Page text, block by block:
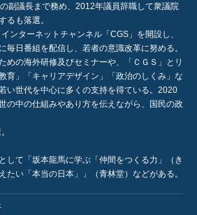
副議長まで務め、2012年議員辞職して衆議院
るも落選。
ンターネットチャンネル「CGS」を開設し、
毎日番組を配信し、若者の意識改革に努める。
めの海外研修及びセミナーや、「ＣＧＳ」とリ
育」「キャリアデザイン」「政治のしくみ」な
い世代を中心に多くの支持を得ている。2020
の中の仕組みやあり方を伝えながら、国民の政
して「坂本龍馬に学ぶ「仲間をつくる力」（き
たい「本当の日本」」（青林堂）などがある。